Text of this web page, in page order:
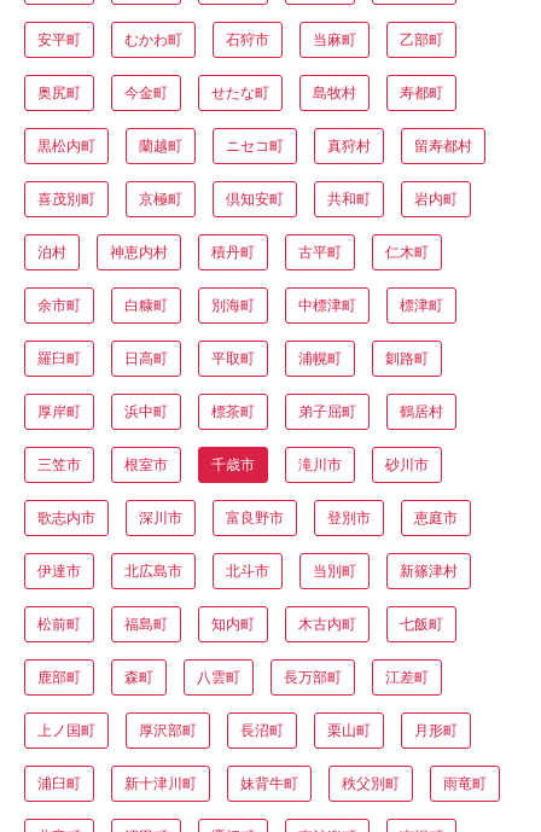
安平町 むかわ町 石狩市 当麻町 乙部町
奥尻町 今金町 せたな町 島牧村 寿都町
黒松内町 蘭越町 ニセコ町 真狩村 留寿都村
喜茂別町 京極町 倶知安町 共和町 岩内町
泊村 神恵内村 積丹町 古平町 仁木町
余市町 白糠町 別海町 中標津町 標津町
羅臼町 日高町 平取町 浦幌町 釧路町
厚岸町 浜中町 標茶町 弟子屈町 鶴居村
三笠市 根室市 千歳市 滝川市 砂川市
歌志内市 深川市 富良野市 登別市 恵庭市
伊達市 北広島市 北斗市 当別町 新篠津村
松前町 福島町 知内町 木古内町 七飯町
鹿部町 森町 八雲町 長万部町 江差町
上ノ国町 厚沢部町 長沼町 栗山町 月形町
浦臼町 新十津川町 妹背牛町 秩父別町 雨竜町